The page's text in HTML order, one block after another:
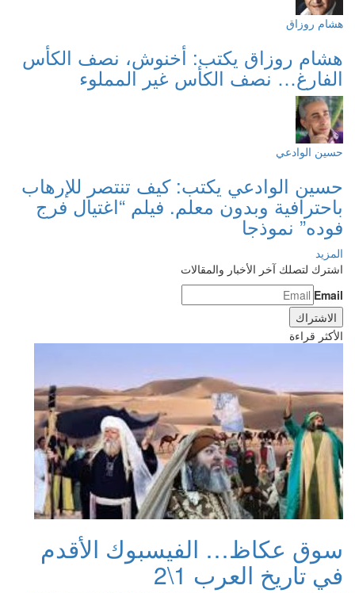
هشام روزاق
هشام روزاق يكتب: أخنوش، نصف الكأس
الفارغ… نصف الكأس غير المملوء
حسين الوادعي
حسين الوادعي يكتب: كيف تنتصر للإرهاب
باحترافية وبدون معلم. فيلم “اغتيال فرج
فوده” نموذجا
المزيد
اشترك لتصلك آخر الأخبار والمقالات
Email
الأكثر قراءة
سوق عكاظ… الفيسبوك الأقدم
في تاريخ العرب 1\2